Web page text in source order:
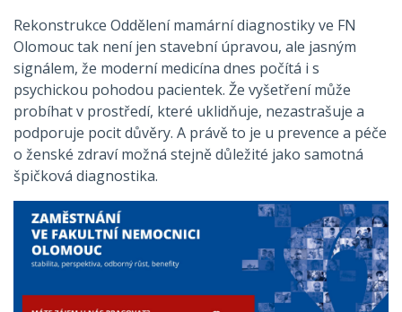
Rekonstrukce Oddělení mamární diagnostiky ve FN
Olomouc tak není jen stavební úpravou, ale jasným
signálem, že moderní medicína dnes počítá i s
psychickou pohodou pacientek. Že vyšetření může
probíhat v prostředí, které uklidňuje, nezastrašuje a
podporuje pocit důvěry. A právě to je u prevence a péče
o ženské zdraví možná stejně důležité jako samotná
špičková diagnostika.